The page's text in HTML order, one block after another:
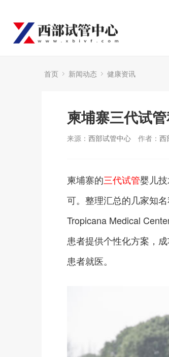
首页 新闻动态 健康资讯
柬埔寨三代试
来源： 西部试管中心 作者： 西
柬埔寨的三代试管婴儿
可。整理汇总的几家知
Tropicana Medical
患者提供个性化方案，
患者就医。